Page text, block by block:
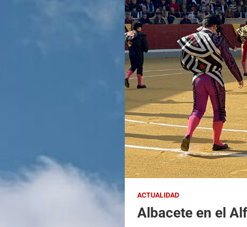
ACTUALIDAD
Albacete en el